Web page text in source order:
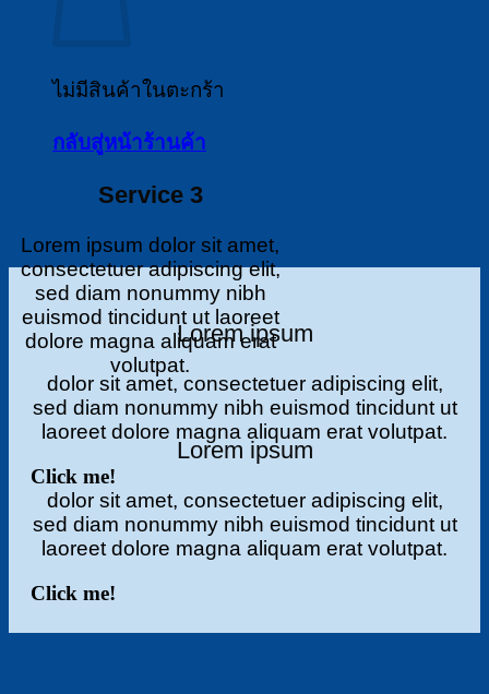
ไม่มีสินค้าในตะกร้า
กลับสู่หน้าร้านค้า
Service 3
Lorem ipsum dolor sit amet,
consectetuer adipiscing elit,
sed diam nonummy nibh
euismod tincidunt ut laoreet
dolore magna aliquam erat
volutpat.
Lorem ipsum
dolor sit amet, consectetuer adipiscing elit,
sed diam nonummy nibh euismod tincidunt ut
laoreet dolore magna aliquam erat volutpat.
Click me!
Lorem ipsum
dolor sit amet, consectetuer adipiscing elit,
sed diam nonummy nibh euismod tincidunt ut
laoreet dolore magna aliquam erat volutpat.
Click me!